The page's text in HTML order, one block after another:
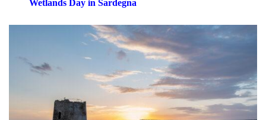
Wetlands Day in Sardegna